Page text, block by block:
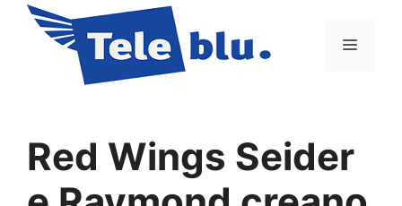
contenuto
Menu
Red Wings Seider